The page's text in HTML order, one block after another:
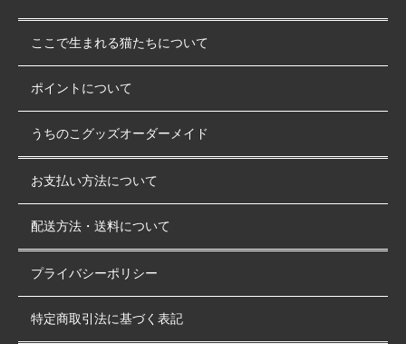
ここで生まれる猫たちについて
ポイントについて
うちのこグッズオーダーメイド
お支払い方法について
配送方法・送料について
プライバシーポリシー
特定商取引法に基づく表記